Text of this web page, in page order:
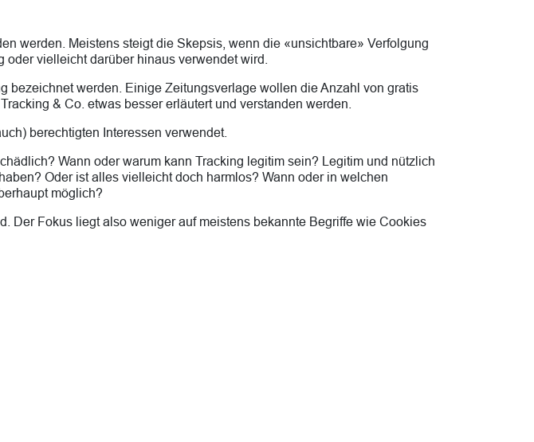
werden. Meistens steigt die Skepsis, wenn die «unsichtbare» Verfolgung
vielleicht darüber hinaus verwendet wird.
bezeichnet werden. Einige Zeitungsverlage wollen die Anzahl von gratis
& Co. etwas besser erläutert und verstanden werden.
berechtigten Interessen verwendet.
Wann oder warum kann Tracking legitim sein? Legitim und nützlich
Oder ist alles vielleicht doch harmlos? Wann oder in welchen
möglich?
Der Fokus liegt also weniger auf meistens bekannte Begriffe wie Cookies